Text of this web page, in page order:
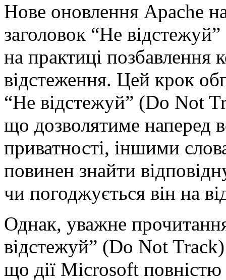
Нове оновлення Apache
заголовок “Не
на практиці позбавлення
відстеження. Цей крок
“Не відстежуй” (Do Not
що дозволятиме наперед
приватності, іншими
повинен знайти
чи погоджується він на
Однак, уважне
відстежуй” (Do Not
що дії Microsoft